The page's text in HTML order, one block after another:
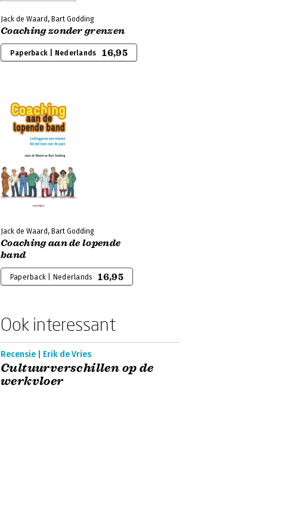
Jack de Waard, Bart Godding
Coaching zonder grenzen
Paperback | Nederlands 16,95
Jack de Waard, Bart Godding
Coaching aan de lopende
band
Paperback | Nederlands 16,95
Ook interessant
Recensie | Erik de Vries
Cultuurverschillen op de
werkvloer